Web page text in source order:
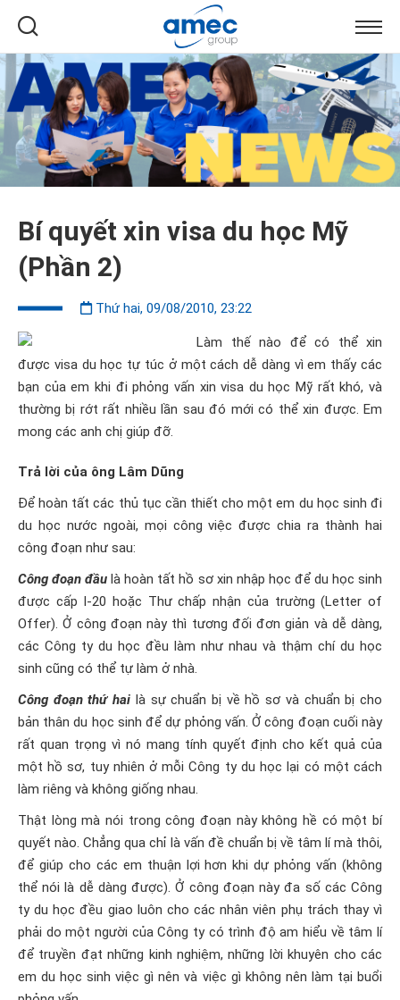
Bí quyết xin visa du học Mỹ
(Phần 2)
Thứ hai, 09/08/2010, 23:22
Làm thế nào để có thể xin
được visa du học tự túc ở một cách dễ dàng vì em thấy các
bạn của em khi đi phỏng vấn xin visa du học Mỹ rất khó, và
thường bị rớt rất nhiều lần sau đó mới có thể xin được. Em
mong các anh chị giúp đỡ.
Trả lời của ông Lâm Dũng
Để hoàn tất các thủ tục cần thiết cho một em du học sinh đi
du học nước ngoài, mọi công việc được chia ra thành hai
công đoạn như sau:
Công đoạn đầu là hoàn tất hồ sơ xin nhập học để du học sinh
được cấp I-20 hoặc Thư chấp nhận của trường (Letter of
Offer). Ở công đoạn này thì tương đối đơn giản và dễ dàng,
các Công ty du học đều làm như nhau và thậm chí du học
sinh cũng có thể tự làm ở nhà.
Công đoạn thứ hai là sự chuẩn bị về hồ sơ và chuẩn bị cho
bản thân du học sinh để dự phỏng vấn. Ở công đoạn cuối này
rất quan trọng vì nó mang tính quyết định cho kết quả của
một hồ sơ, tuy nhiên ở mỗi Công ty du học lại có một cách
làm riêng và không giống nhau.
Thật lòng mà nói trong công đoạn này không hề có một bí
quyết nào. Chẳng qua chỉ là vấn đề chuẩn bị về tâm lí mà thôi,
để giúp cho các em thuận lợi hơn khi dự phỏng vấn (không
thể nói là dễ dàng được). Ở công đoạn này đa số các Công
ty du học đều giao luôn cho các nhân viên phụ trách thay vì
phải do một người của Công ty có trình độ am hiểu về tâm lí
để truyền đạt những kinh nghiệm, những lời khuyên cho các
em du học sinh việc gì nên và việc gì không nên làm tại buổi